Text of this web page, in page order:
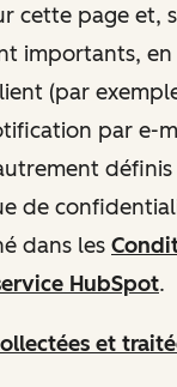
cette page et,
importants,
(par
par e-
définis
de
dans les
HubSpot.
et